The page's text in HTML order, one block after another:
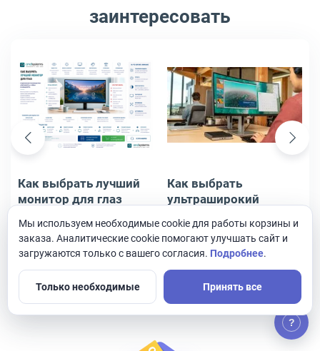
заинтересовать
Как выбрать лучший
монитор для глаз
Лучший монитор для
глаз — не обязательно
самый дорогой или
самый яркий. Для
комфорта важны
отсутствие заметного
Как выбрать
ультраширокий
Выбираем изогнутый
монитор с высоким
разрешением и
соотношением сторон
21:9
?
Мы используем необходимые cookie для работы корзины и
заказа. Аналитические cookie помогают улучшать сайт и
загружаются только с вашего согласия. Подробнее.
Только необходимые Принять все